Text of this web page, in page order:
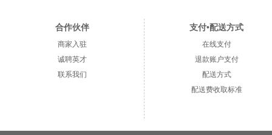
合作伙伴
商家入驻
诚聘英才
联系我们
支付•配送方式
在线支付
退款账户支付
配送方式
配送费收取标准